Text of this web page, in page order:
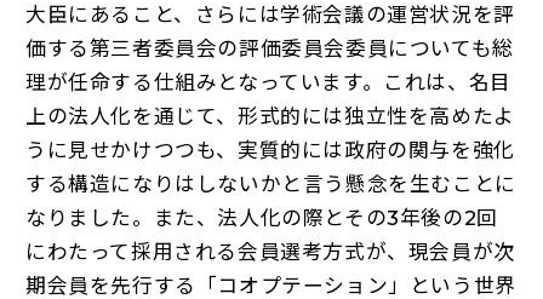
大臣にあること、さらには学術会議の運営状況を評
価する第三者委員会の評価委員会委員についても総
理が任命する仕組みとなっています。これは、名目
上の法人化を通じて、形式的には独立性を高めたよ
うに見せかけつつも、実質的には政府の関与を強化
する構造になりはしないかと言う懸念を生むことに
なりました。また、法人化の際とその3年後の2回
にわたって採用される会員選考方式が、現会員が次
期会員を先行する「コオプテーション」という世界